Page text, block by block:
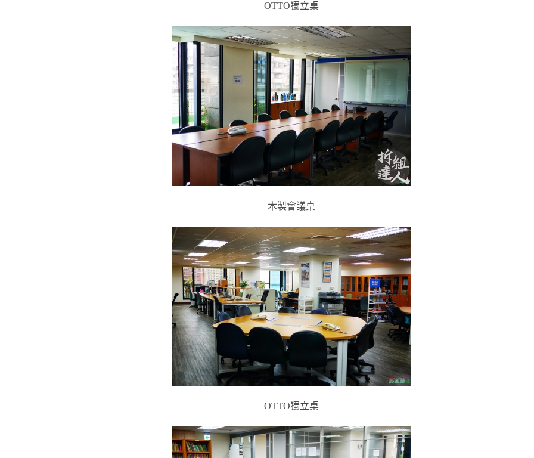
OTTO獨立桌
木製會議桌
OTTO獨立桌